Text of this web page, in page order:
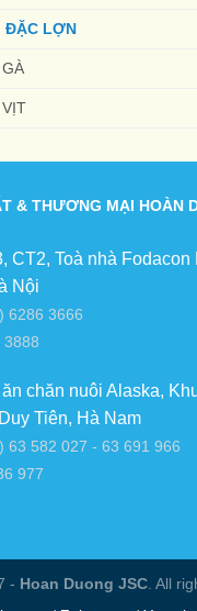
ĐẶC LỢN
& THƯƠNG MẠI HOÀN
CT2, Toà nhà Fodacon
Nội
6286 3666
3888
chăn nuôi Alaska,
Tiên, Hà Nam
63 582 027 - 63 691 966
977
- Hoan Duong JSC . All